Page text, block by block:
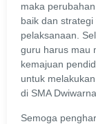
maka
baik dan
pelaksanaan.
guru harus mau
kemajuan
untuk
di SMA
Semoga